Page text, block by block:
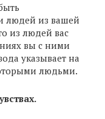
людей из вашей
из людей вас
вы с ними
указывает на
людьми.